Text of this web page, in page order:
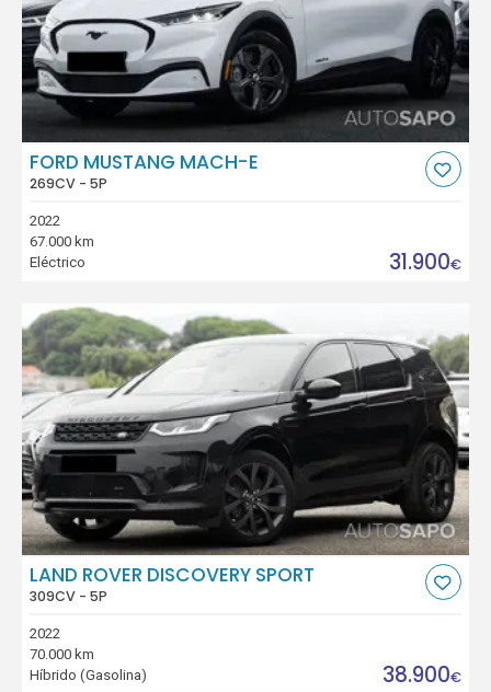
FORD MUSTANG MACH-E
269CV - 5P
2022
67.000 km
Eléctrico
31.900€
LAND ROVER DISCOVERY SPORT
309CV - 5P
2022
70.000 km
Híbrido (Gasolina)
38.900€